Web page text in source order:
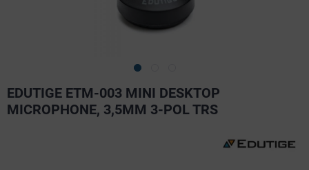
EDUTIGE ETM-003 MINI DESKTOP
MICROPHONE, 3,5MM 3-POL TRS